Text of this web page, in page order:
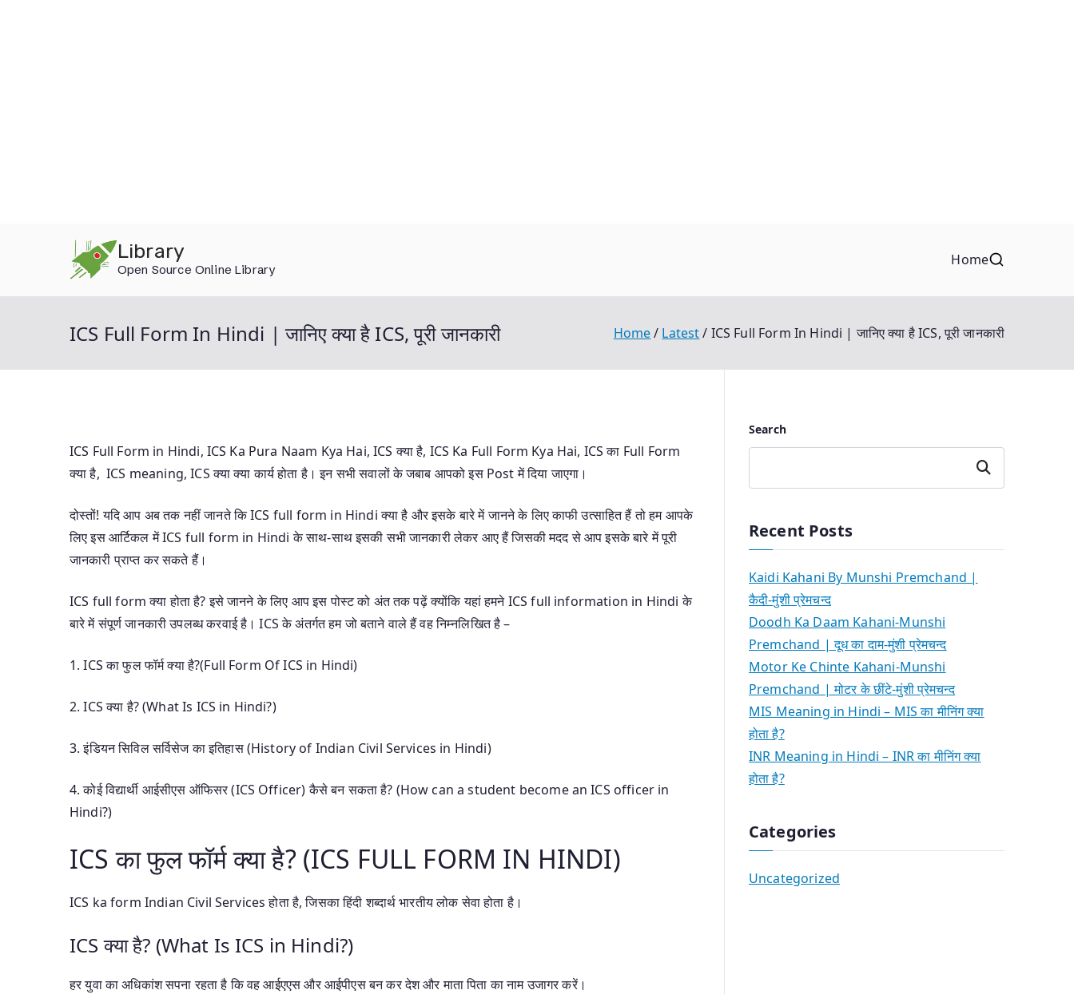
Library
Open Source Online Library
Home
ICS Full Form In Hindi | जानिए क्या है ICS, पूरी जानकारी Home Latest ICS Full Form In Hindi | जानिए क्या है ICS, पूरी जानकारी
ICS Full Form in Hindi, ICS Ka Pura Naam Kya Hai, ICS क्या है, ICS Ka Full Form Kya Hai, ICS का Full Form
क्या है, ICS meaning, ICS क्या क्या कार्य होता है। इन सभी सवालों के जबाब आपको इस Post में दिया जाएगा।
दोस्तों! यदि आप अब तक नहीं जानते कि ICS full form in Hindi क्या है और इसके बारे में जानने के लिए काफी उत्साहित हैं तो हम आपके
लिए इस आर्टिकल में ICS full form in Hindi के साथ-साथ इसकी सभी जानकारी लेकर आए हैं जिसकी मदद से आप इसके बारे में पूरी
जानकारी प्राप्त कर सकते हैं।
ICS full form क्या होता है? इसे जानने के लिए आप इस पोस्ट को अंत तक पढ़ें क्योंकि यहां हमने ICS full information in Hindi के
बारे में संपूर्ण जानकारी उपलब्ध करवाई है। ICS के अंतर्गत हम जो बताने वाले हैं वह निम्नलिखित है –
1. ICS का फुल फॉर्म क्या है?(Full Form Of ICS in Hindi)
2. ICS क्या है? (What Is ICS in Hindi?)
3. इंडियन सिविल सर्विसेज का इतिहास (History of Indian Civil Services in Hindi)
4. कोई विद्यार्थी आईसीएस ऑफिसर (ICS Officer) कैसे बन सकता है? (How can a student become an ICS officer in
Hindi?)
ICS का फुल फॉर्म क्या है? (ICS FULL FORM IN HINDI)
ICS ka form Indian Civil Services होता है, जिसका हिंदी शब्दार्थ भारतीय लोक सेवा होता है।
ICS क्या है? (What Is ICS in Hindi?)
हर युवा का अधिकांश सपना रहता है कि वह आईएएस और आईपीएस बन कर देश और माता पिता का नाम उजागर करें।
Search
Search
Recent Posts
Kaidi Kahani By Munshi Premchand |
कैदी-मुंशी प्रेमचन्द
Doodh Ka Daam Kahani-Munshi
Premchand | दूध का दाम-मुंशी प्रेमचन्द
Motor Ke Chinte Kahani-Munshi
Premchand | मोटर के छींटे-मुंशी प्रेमचन्द
MIS Meaning in Hindi – MIS का मीनिंग क्या
होता है?
INR Meaning in Hindi – INR का मीनिंग क्या
होता है?
Categories
Uncategorized